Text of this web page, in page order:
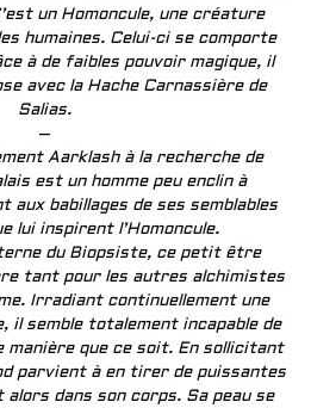
un Homoncule, une créature
humaines. Celui-ci se comporte
à de faibles pouvoir magique, il
avec la Hache Carnassière de
Salias.
–
Aarklash à la recherche de
est un homme peu enclin à
aux babillages de ses semblables
lui inspirent l’Homoncule.
du Biopsiste, ce petit être
tant pour les autres alchimistes
Irradiant continuellement une
il semble totalement incapable de
manière que ce soit. En sollicitant
parvient à en tirer de puissantes
alors dans son corps. Sa peau se